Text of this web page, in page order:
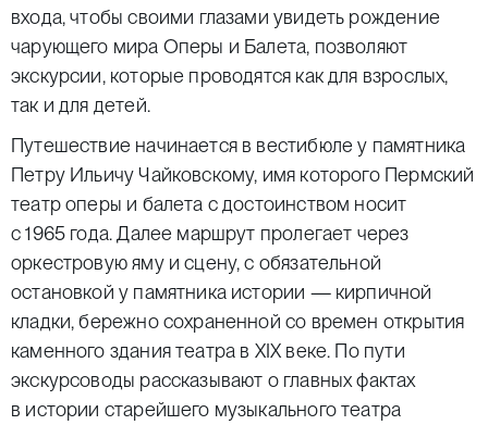
входа, чтобы своими глазами увидеть рождение
чарующего мира Оперы и Балета, позволяют
экскурсии, которые проводятся как для взрослых,
так и для детей.
Путешествие начинается в вестибюле у памятника
Петру Ильичу Чайковскому, имя которого Пермский
театр оперы и балета с достоинством носит
с 1965 года. Далее маршрут пролегает через
оркестровую яму и сцену, с обязательной
остановкой у памятника истории — кирпичной
кладки, бережно сохраненной со времен открытия
каменного здания театра в XIX веке. По пути
экскурсоводы рассказывают о главных фактах
в истории старейшего музыкального театра